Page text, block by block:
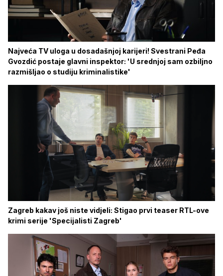
Najveća TV uloga u dosadašnjoj karijeri! Svestrani Peđa
Gvozdić postaje glavni inspektor: 'U srednjoj sam ozbiljno
razmišljao o studiju kriminalistike'
Zagreb kakav još niste vidjeli: Stigao prvi teaser RTL-ove
krimi serije 'Specijalisti Zagreb'